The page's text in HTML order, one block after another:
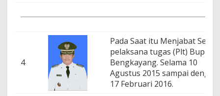
4
Pada Saat itu Menjabat
pelaksana tugas (Plt) Bupati
Bengkayang. Selama 10
Agustus 2015 sampai dengan
17 Februari 2016.